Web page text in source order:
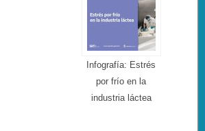
Infografía: Estrés
por frío en la
industria láctea